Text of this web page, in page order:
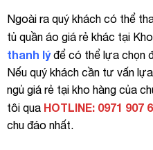
Ngoài ra quý khách có thể
tủ quần áo giá rẻ khác tại
thanh lýđể có thể lựa chọn
Nếu quý khách cần tư vấn
ngủ giá rẻ tại kho hàng của
tôi qua HOTLINE: 0971 907
chu đáo nhất.